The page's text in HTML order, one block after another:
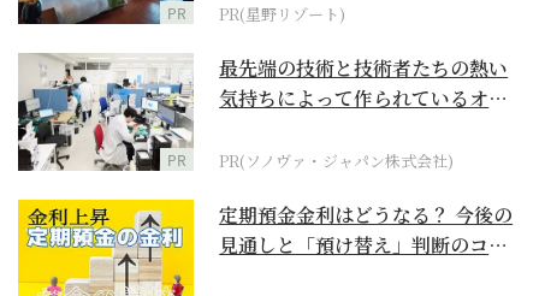
PR PR(星野リゾート)
PR
最先端の技術と技術者たちの熱い
気持ちによって作られているオー
PR(ソノヴァ・ジャパン株式会社)
定期預金金利はどうなる？ 今後の
見通しと「預け替え」判断のコツ